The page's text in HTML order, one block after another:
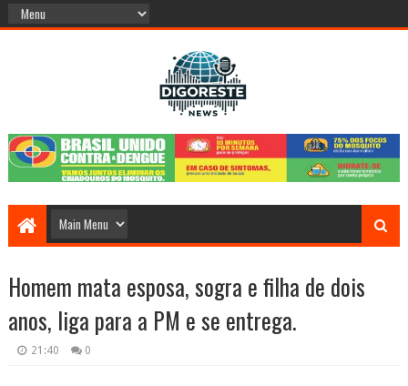
Homem mata esposa, sogra e filha de dois
anos, liga para a PM e se entrega.
21:40 0